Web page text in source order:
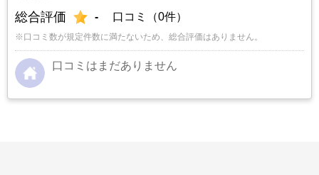
総合評価 - 口コミ（0件）
※口コミ数が規定件数に満たないため、総合評価はありません。
口コミはまだありません